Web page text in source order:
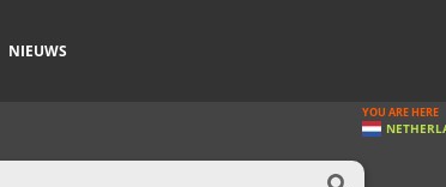
NIEUWS
YOU ARE HERE